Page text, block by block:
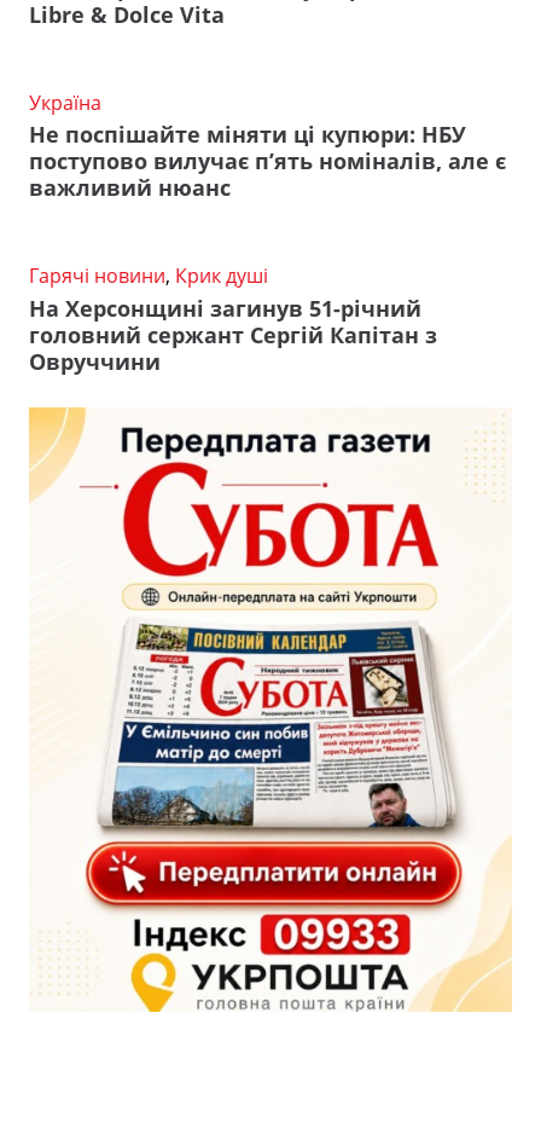
Libre & Dolce Vita
Україна
Не поспішайте міняти ці купюри: НБУ
поступово вилучає п’ять номіналів, але є
важливий нюанс
Гарячі новини, Крик душі
На Херсонщині загинув 51-річний
головний сержант Сергій Капітан з
Овруччини